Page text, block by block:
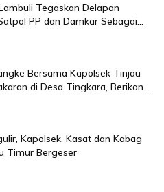
Tegaskan Delapan
PP dan Damkar Sebagai...
Bersama Kapolsek Tinjau
di Desa Tingkara, Berikan...
Kapolsek, Kasat dan Kabag
Timur Bergeser